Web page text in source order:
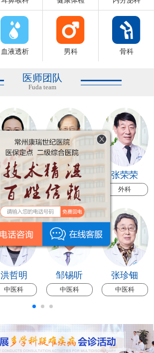
血液透析 男科 骨科
医师团队
Fuda team
焦素芹
康复科
胡智伟
外科
张荣荣
外科
洪哲明
中医科
邹锡听
中医科
张珍钿
中医科